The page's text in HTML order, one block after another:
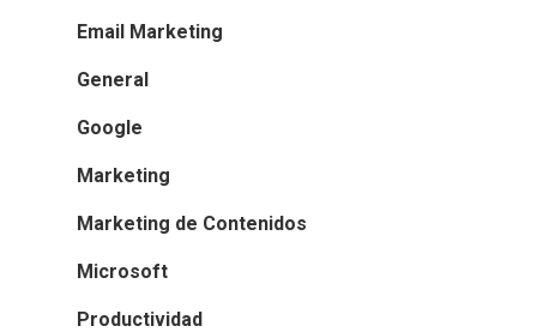
Email Marketing
General
Google
Marketing
Marketing de Contenidos
Microsoft
Productividad